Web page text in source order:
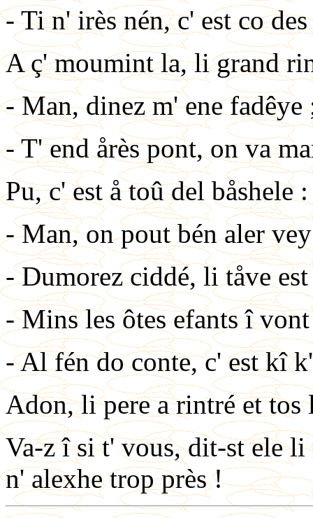
- Ti n' irès nén, c' est co
A ç' moumint la, li grand
- Man, dinez m' ene
- T' end årès pont, on va
Pu, c' est å toû del båshele :
- Man, on pout bén aler
- Dumorez ciddé, li tåve
- Mins les ôtes efants î
- Al fén do conte, c' est kî
Adon, li pere a rintré et
Va-z î si t' vous, dit-st ele
n' alexhe trop près !